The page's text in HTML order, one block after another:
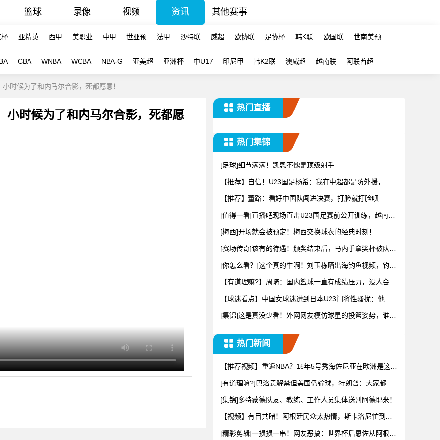
篮球 录像 视频 资讯 其他赛事
杯 亚精英 西甲 美职业 中甲 世亚预 法甲 沙特联 威超 欧协联 足协杯 韩K联 欧国联 世南美预
CBA WNBA WCBA NBA-G 亚美超 亚洲杯 中U17 印尼甲 韩K2联 澳威超 越南联 阿联酋超
时候为了和内马尔合影，死都愿意！
小时候为了和内马尔合影，死都愿
热门直播
热门集锦
[足球]细节满满！凯恩不愧是顶级射手
【推荐】自信！U23国足杨希：我在中超都是防外援，踢
【推荐】董路：看好中国队闯进决赛，打脸就打脸呗
[值得一看]直播吧现场直击U23国足赛前公开训练，越南媒
[梅西]开场就会被预定！梅西交换球衣的经典时刻！
[赛场传奇]该有的待遇！颁奖结束后，马内手拿奖杯被队友
[你怎么看？]这个真的牛啊！刘玉栋晒出海钓鱼视频，钓上
【有道理嘛?】周琦：国内篮球一直有成绩压力，没人会为
【球迷看点】中国女球迷遭到日本U23门将性骚扰：他问
[集锦]这是真没少看！外网网友模仿球星的投篮姿势，谁的
热门新闻
【推荐视频】重返NBA？15年5号秀海佐尼亚在欧洲是这样
[有道理嘛?]巴洛贡解禁但美国仍输球，特朗普：大家都挺
[集锦]多特蒙德队友、教练、工作人员集体送别阿德耶米！
【视频】有目共睹！阿根廷民众太热情，斯卡洛尼忙到停
[精彩剪辑]一损损一串！网友恶搞：世界杯后恩佐从阿根廷